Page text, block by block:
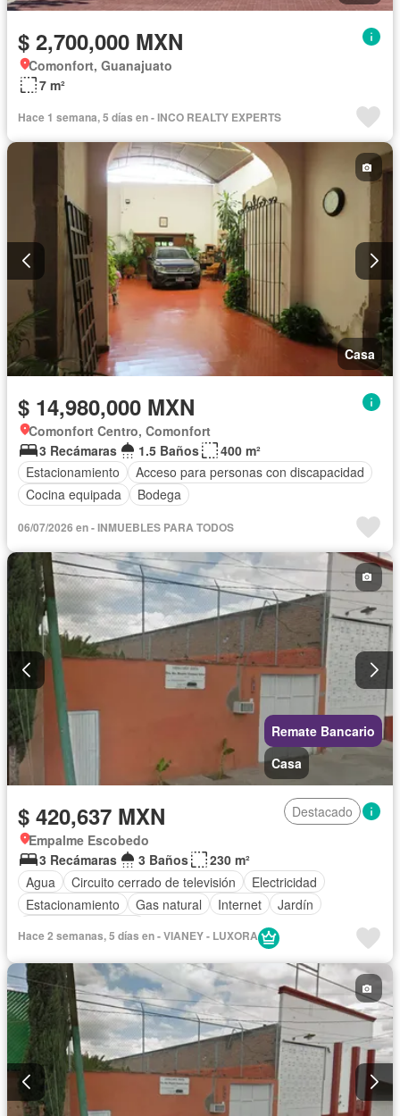
$ 2,700,000 MXN
Comonfort, Guanajuato
7 m²
Hace 1 semana, 5 días en - INCO REALTY EXPERTS
Casa
$ 14,980,000 MXN
Comonfort Centro, Comonfort
3 Recámaras
1.5 Baños
400 m²
Estacionamiento
Acceso para personas con discapacidad
Cocina equipada
Bodega
06/07/2026 en - INMUEBLES PARA TODOS
Remate Bancario
Casa
$ 420,637 MXN
Destacado
Empalme Escobedo
3 Recámaras
3 Baños
230 m²
Agua
Circuito cerrado de televisión
Electricidad
Estacionamiento
Gas natural Internet
Jardín
Hace 2 semanas, 5 días en - VIANEY - LUXORA